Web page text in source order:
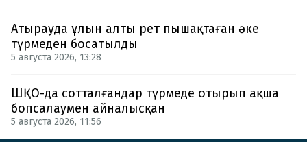
Атырауда ұлын алты рет пышақтаған әке
түрмеден босатылды
5 августа 2026, 13:28
ШҚО-да сотталғандар түрмеде отырып ақша
бопсалаумен айналысқан
5 августа 2026, 11:56